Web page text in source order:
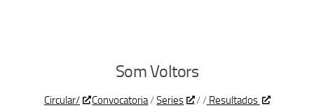
Som Voltors
Circular/ Convocatoria/Series / /Resultados